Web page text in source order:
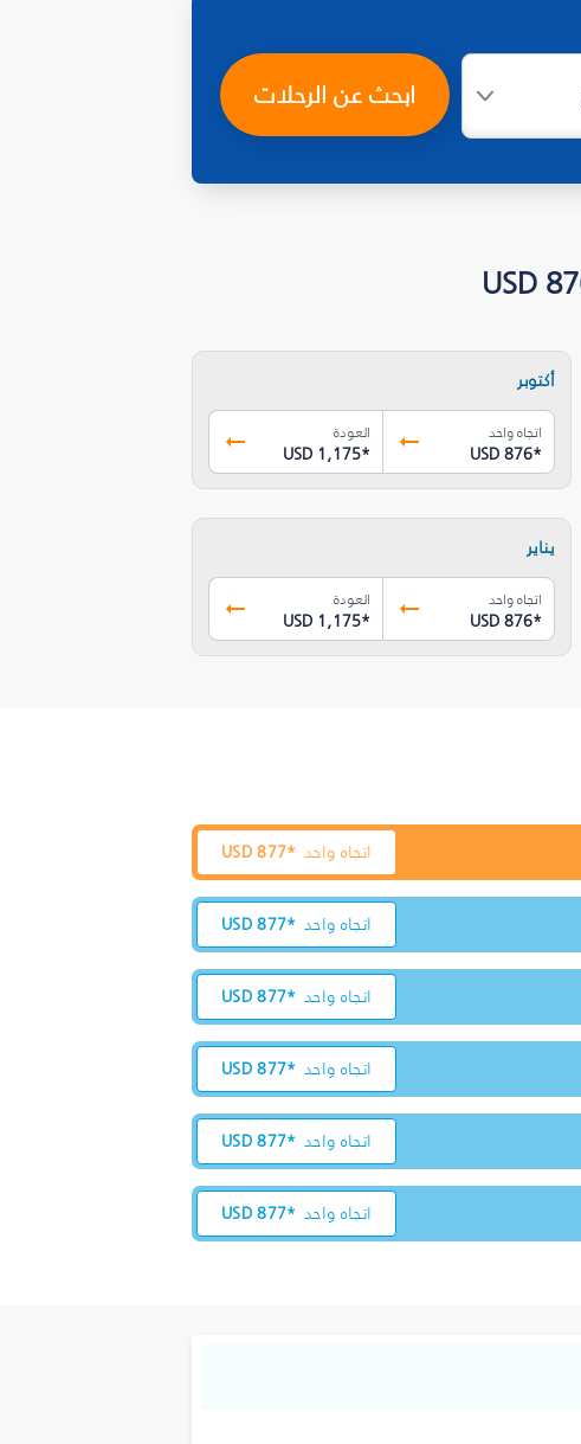
ابحث عن الرحلات
أكتوبر
اتجاه واحد
USD 876*
العودة
USD 1,175*
يناير
اتجاه واحد
USD 876*
العودة
USD 1,175*
اتجاه واحد USD 877*
اتجاه واحد USD 877*
اتجاه واحد USD 877*
اتجاه واحد USD 877*
اتجاه واحد USD 877*
اتجاه واحد USD 877*